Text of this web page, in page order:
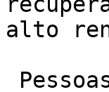
alto